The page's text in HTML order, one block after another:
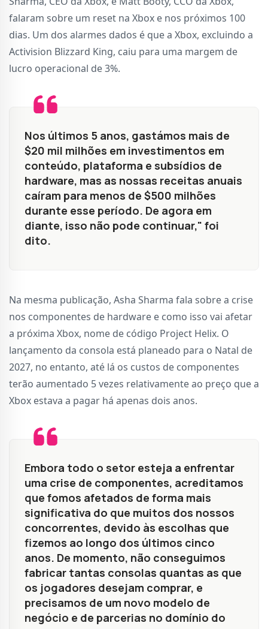
falaram sobre um reset na Xbox e nos próximos 100
dias. Um dos alarmes dados é que a Xbox, excluindo a
Activision Blizzard King, caiu para uma margem de
lucro operacional de 3%.
Nos últimos 5 anos, gastámos mais de
$20 mil milhões em investimentos em
conteúdo, plataforma e subsídios de
hardware, mas as nossas receitas anuais
caíram para menos de $500 milhões
durante esse período. De agora em
diante, isso não pode continuar," foi
dito.
Na mesma publicação, Asha Sharma fala sobre a crise
nos componentes de hardware e como isso vai afetar
a próxima Xbox, nome de código Project Helix. O
lançamento da consola está planeado para o Natal de
2027, no entanto, até lá os custos de componentes
terão aumentado 5 vezes relativamente ao preço que a
Xbox estava a pagar há apenas dois anos.
Embora todo o setor esteja a enfrentar
uma crise de componentes, acreditamos
que fomos afetados de forma mais
significativa do que muitos dos nossos
concorrentes, devido às escolhas que
fizemos ao longo dos últimos cinco
anos. De momento, não conseguimos
fabricar tantas consolas quantas as que
os jogadores desejam comprar, e
precisamos de um novo modelo de
negócio e de parcerias no domínio do